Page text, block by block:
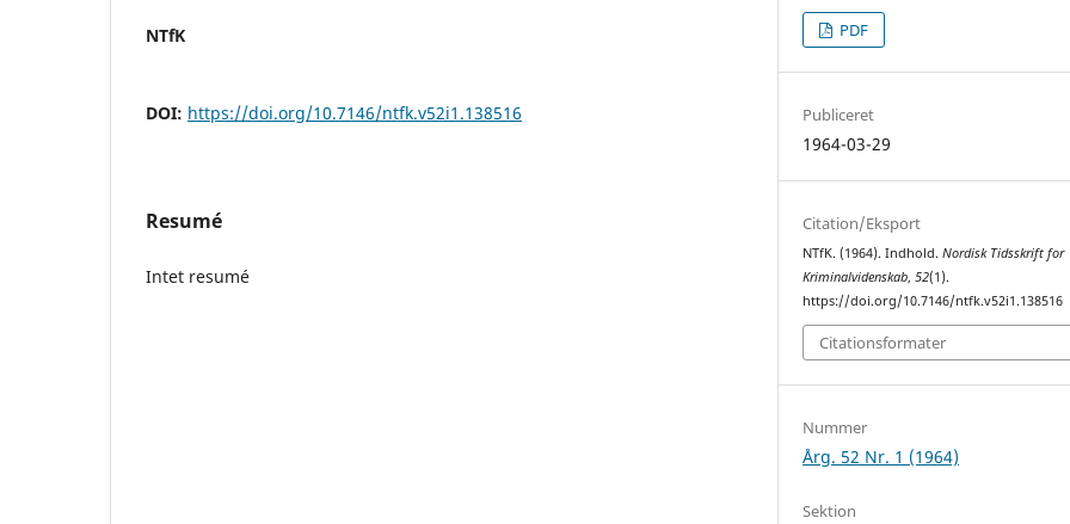
NTfK
DOI: https://doi.org/10.7146/ntfk.v52i1.138516
Resumé
Intet resumé
PDF
Publiceret
1964-03-29
Citation/Eksport
NTfK. (1964). Indhold.Nordisk Tidsskrift for
Kriminalvidenskab,52(1).
https://doi.org/10.7146/ntfk.v52i1.138516
Citationsformater
Nummer
Årg. 52 Nr. 1 (1964)
Sektion